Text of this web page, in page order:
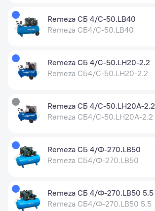
Remeza СБ 4/С-50.LB40
Remeza СБ4/С-50.LB40
Remeza СБ 4/С-50.LH20-2.2
Remeza СБ4/С-50.LH20-2.2
Remeza СБ 4/С-50.LH20A-2.2
Remeza СБ4/С-50.LH20A-2.2
Remeza СБ 4/Ф-270.LB50
Remeza СБ4/Ф-270.LB50
Remeza СБ 4/Ф-270.LB50 5.5
Remeza СБ4/Ф-270.LB50 5.5